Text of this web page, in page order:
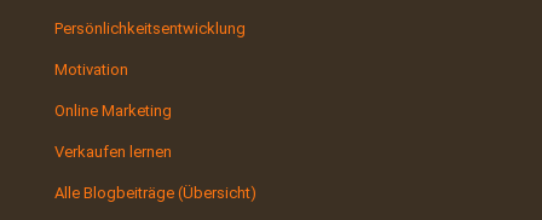
Persönlichkeitsentwicklung
Motivation
Online Marketing
Verkaufen lernen
Alle Blogbeiträge (Übersicht)